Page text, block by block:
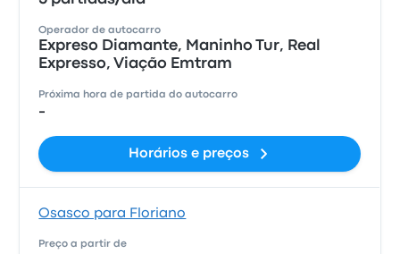
Operador de autocarro
Expreso Diamante, Maninho Tur, Real
Expresso, Viação Emtram
Próxima hora de partida do autocarro
-
Horários e preços
Osasco para Floriano
Preço a partir de